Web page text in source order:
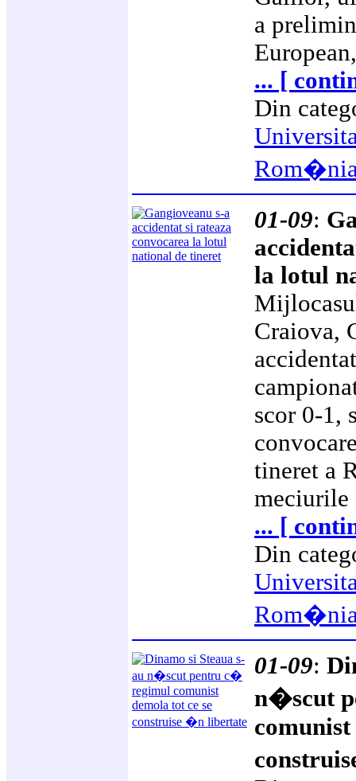
a
... [
Din
01-09:
la lotul
Craiova,
scor 0-1,
tineret a
meciurile
... [
Din
01-09:
n�scut
comunist